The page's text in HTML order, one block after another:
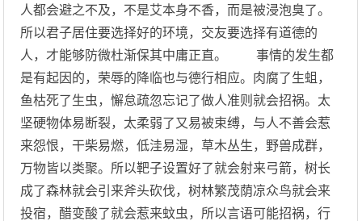
人都会避之不及，不是艾本身不香，而是被浸泡臭了。
所以君子居住要选择好的环境，交友要选择有道德的
人，才能够防微杜渐保其中庸正直。 事情的发生都
是有起因的，荣辱的降临也与德行相应。肉腐了生蛆，
鱼枯死了生虫，懈怠疏忽忘记了做人准则就会招祸。太
坚硬物体易断裂，太柔弱了又易被束缚，与人不善会惹
来怨恨，干柴易燃，低洼易湿，草木丛生，野兽成群，
万物皆以类聚。所以靶子设置好了就会射来弓箭，树长
成了森林就会引来斧头砍伐，树林繁茂荫凉众鸟就会来
投宿，醋变酸了就会惹来蚊虫，所以言语可能招祸，行